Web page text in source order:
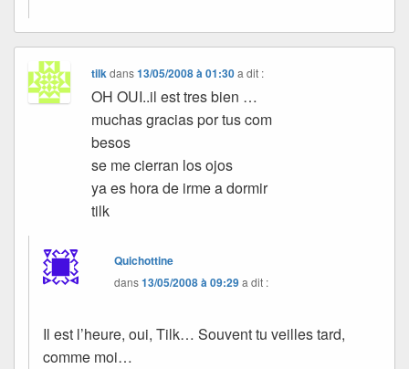
tilkdans13/05/2008 à 01:30 a dit :
OH OUI..il est tres bien …
muchas gracias por tus com
besos
se me cierran los ojos
ya es hora de irme a dormir
tilk
Quichottine
dans13/05/2008 à 09:29a dit :
Il est l’heure, oui, Tilk… Souvent tu veilles tard,
comme moi…